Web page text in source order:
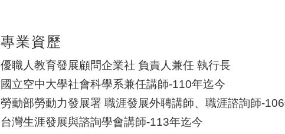
專業資歷
優職人教育發展顧問企業社 負責人兼任 執行長
國立空中大學社會科學系兼任講師-110年迄今
勞動部勞動力發展署 職涯發展外聘講師、職涯諮詢師-
台灣生涯發展與諮詢學會講師-113年迄今